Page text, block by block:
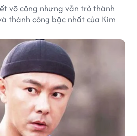
võ công nhưng vẫn trở thành
thành công bậc nhất của Kim